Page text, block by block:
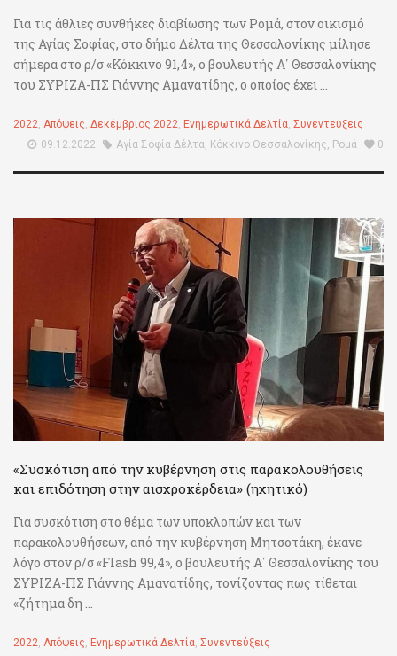
Για τις άθλιες συνθήκες διαβίωσης των Ρομά, στον οικισμό
της Αγίας Σοφίας, στο δήμο Δέλτα της Θεσσαλονίκης μίλησε
σήμερα στο ρ/σ «Κόκκινο 91,4», ο βουλευτής Α΄ Θεσσαλονίκης
του ΣΥΡΙΖΑ-ΠΣ Γιάννης Αμανατίδης, ο οποίος έχει ...
2022 Απόψεις Δεκέμβριος 2022 Ενημερωτικά Δελτία Συνεντεύξεις
09.12.2022
Αγία Σοφία Δέλτα Κόκκινο Θεσσαλονίκης Ρομά 0
«Συσκότιση από την κυβέρνηση στις παρακολουθήσεις
και επιδότηση στην αισχροκέρδεια» (ηχητικό)
Για συσκότιση στο θέμα των υποκλοπών και των
παρακολουθήσεων, από την κυβέρνηση Μητσοτάκη, έκανε
λόγο στον ρ/σ «Flash 99,4», ο βουλευτής Α΄ Θεσσαλονίκης του
ΣΥΡΙΖΑ-ΠΣ Γιάννης Αμανατίδης, τονίζοντας πως τίθεται
«ζήτημα δη ...
2022, Απόψεις, Ενημερωτικά Δελτία, Συνεντεύξεις